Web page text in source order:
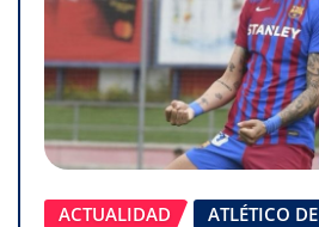
ACTUALIDAD
ATLÉTICO